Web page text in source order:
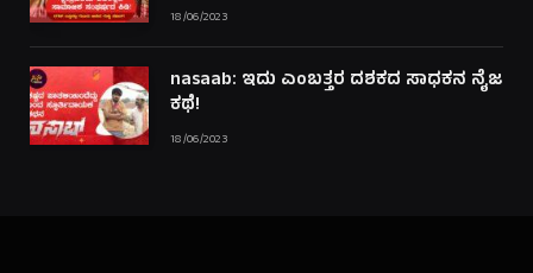
18/06/2023
nasaab: ಇದು ಎಂಬತ್ತರ ದಶಕದ ಸಾಧಕನ ನೈಜ
ಕಥೆ!
18/06/2023